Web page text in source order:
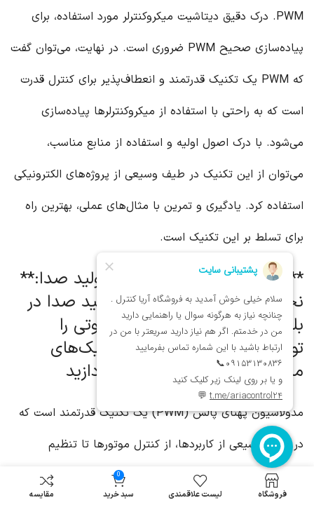
PWM. درک دقیق دیتاشیت میکروکنترلر مورد استفاده، برای
پیاده‌سازی صحیح PWM ضروری است. در نهایت، می‌توان گفت
که PWM یک تکنیک قدرتمند و انعطاف‌پذیر برای کنترل قدرت
است که به راحتی با استفاده از میکروکنترلرها پیاده‌سازی
می‌شود. با درک اصول اولیه و استفاده از منابع مناسب،
می‌توان از این تکنیک در طیف وسیعی از پروژه‌های الکترونیکی
استفاده کرد. یادگیری و تمرین با مثال‌های عملی، بهترین راه
برای تسلط بر این تکنیک است.
**مدولاسیون پهنای پالس در تولید صدا:**
نحوه استفاده از PWM برای تولید صدا در
بلندگوها و سایر دستگاه‌های صوتی را
توضیح دهید. می‌توانید به تکنیک‌های
مختلف تولید صدا با PWM بپردازید
مدولاسیون پهنای پالس (PWM) یک تکنیک قدرتمند است که
در طیف وسیعی از کاربردها، از کنترل موتورها تا تنظیم
روشنایی، استفاده می‌شود. با این حال، توانایی آن در تولید
فروشگاه لیست علاقمندی
0
سبد خرید مقایسه